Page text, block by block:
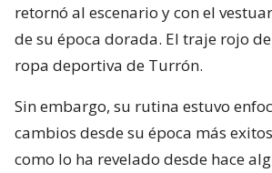
retornó al escenario y con el
de su época dorada. El traje rojo
ropa deportiva de Turrón.
Sin embargo, su rutina estuvo
cambios desde su época más
como lo ha revelado desde hace